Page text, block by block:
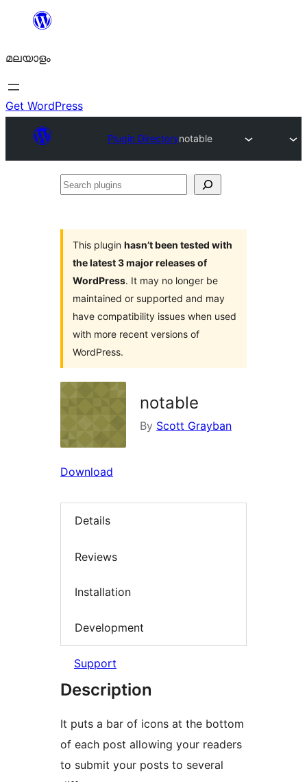
ഉള്ളടക്കത്തിലേക്ക്
മലയാളം
Get WordPress
Plugin Directorynotable
Search
This plugin hasn’t been tested with
the latest 3 major releases of
WordPress. It may no longer be
maintained or supported and may
have compatibility issues when used
with more recent versions of
WordPress.
notable
By Scott Grayban
Download
Details
Reviews
Installation
Development
Support
Description
It puts a bar of icons at the bottom
of each post allowing your readers
to submit your posts to several